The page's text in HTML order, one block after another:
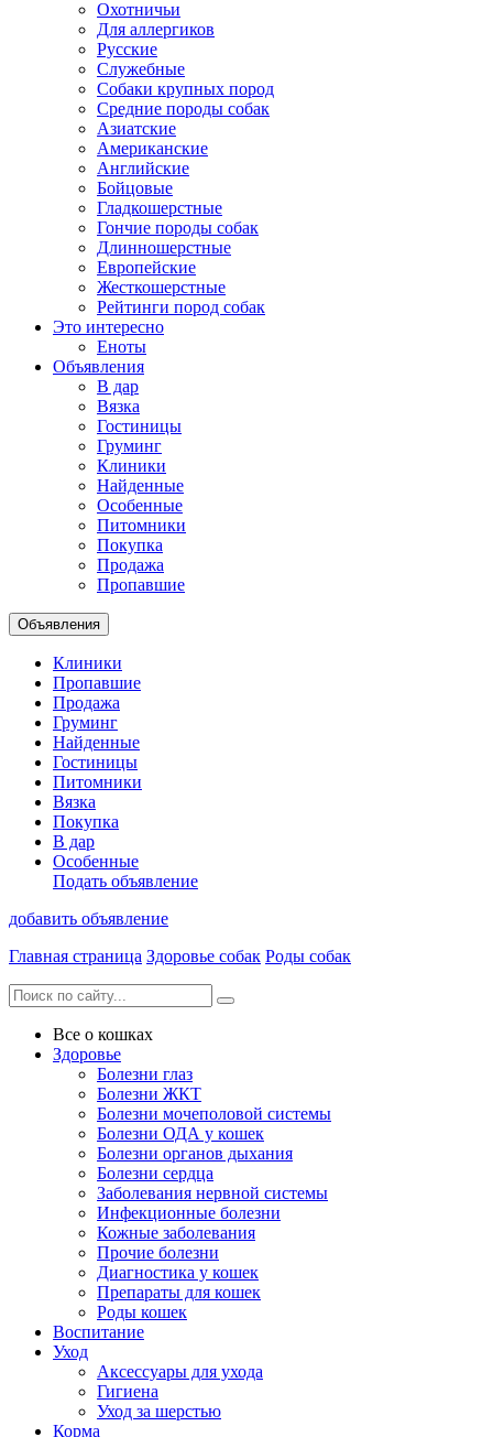
Охотничьи
Для аллергиков
Русские
Служебные
Собаки крупных пород
Средние породы собак
Азиатские
Американские
Английские
Бойцовые
Гладкошерстные
Гончие породы собак
Длинношерстные
Европейские
Жесткошерстные
Рейтинги пород собак
Это интересно
Еноты
Объявления
В дар
Вязка
Гостиницы
Груминг
Клиники
Найденные
Особенные
Питомники
Покупка
Продажа
Пропавшие
Объявления
Клиники
Пропавшие
Продажа
Груминг
Найденные
Гостиницы
Питомники
Вязка
Покупка
В дар
Особенные
Подать объявление
добавить объявление
Главная страница Здоровье собак Роды собак
Все о кошках
Здоровье
Болезни глаз
Болезни ЖКТ
Болезни мочеполовой системы
Болезни ОДА у кошек
Болезни органов дыхания
Болезни сердца
Заболевания нервной системы
Инфекционные болезни
Кожные заболевания
Прочие болезни
Диагностика у кошек
Препараты для кошек
Роды кошек
Воспитание
Уход
Аксессуары для ухода
Гигиена
Уход за шерстью
Корма